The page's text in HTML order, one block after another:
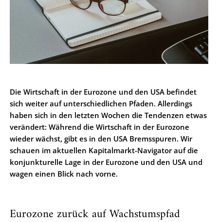
Die Wirtschaft in der Eurozone und den USA befindet
sich weiter auf unterschiedlichen Pfaden. Allerdings
haben sich in den letzten Wochen die Tendenzen etwas
verändert: Während die Wirtschaft in der Eurozone
wieder wächst, gibt es in den USA Bremsspuren. Wir
schauen im aktuellen Kapitalmarkt-Navigator auf die
konjunkturelle Lage in der Eurozone und den USA und
wagen einen Blick nach vorne.
Eurozone zurück auf Wachstumspfad